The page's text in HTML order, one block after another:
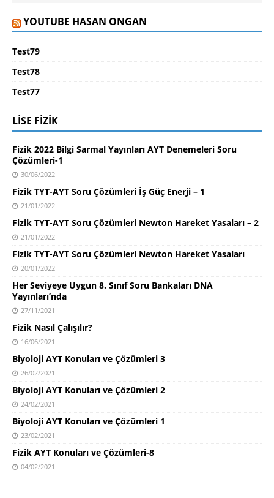
YOUTUBE HASAN ONGAN
Test79
Test78
Test77
LISE FIZIK
Fizik 2022 Bilgi Sarmal Yayınları AYT Denemeleri Soru
Çözümleri-1
30/06/2022
Fizik TYT-AYT Soru Çözümleri İş Güç Enerji – 1
21/01/2022
Fizik TYT-AYT Soru Çözümleri Newton Hareket Yasaları – 2
21/01/2022
Fizik TYT-AYT Soru Çözümleri Newton Hareket Yasaları
20/01/2022
Her Seviyeye Uygun 8. Sınıf Soru Bankaları DNA
Yayınları’nda
27/11/2021
Fizik Nasıl Çalışılır?
16/06/2021
Biyoloji AYT Konuları ve Çözümleri 3
26/02/2021
Biyoloji AYT Konuları ve Çözümleri 2
24/02/2021
Biyoloji AYT Konuları ve Çözümleri 1
23/02/2021
Fizik AYT Konuları ve Çözümleri-8
04/02/2021